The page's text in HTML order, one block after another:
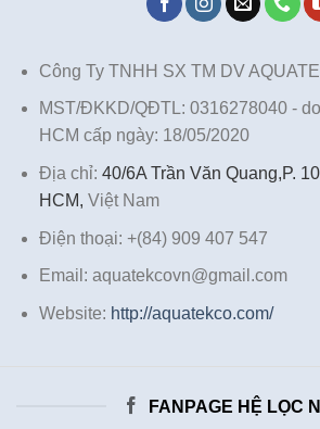
Công Ty TNHH SX TM DV
MST/ĐKKD/QĐTL: 0316278040 -
HCM cấp ngày: 18/05/2020
Địa chỉ: 40/6A Trần Văn Quang,P.
HCM, Việt Nam
Điện thoại: +(84) 909 407 547
Email: aquatekcovn@gmail.com
Website: http://aquatekco.com/
FANPAGE HỆ LỌC